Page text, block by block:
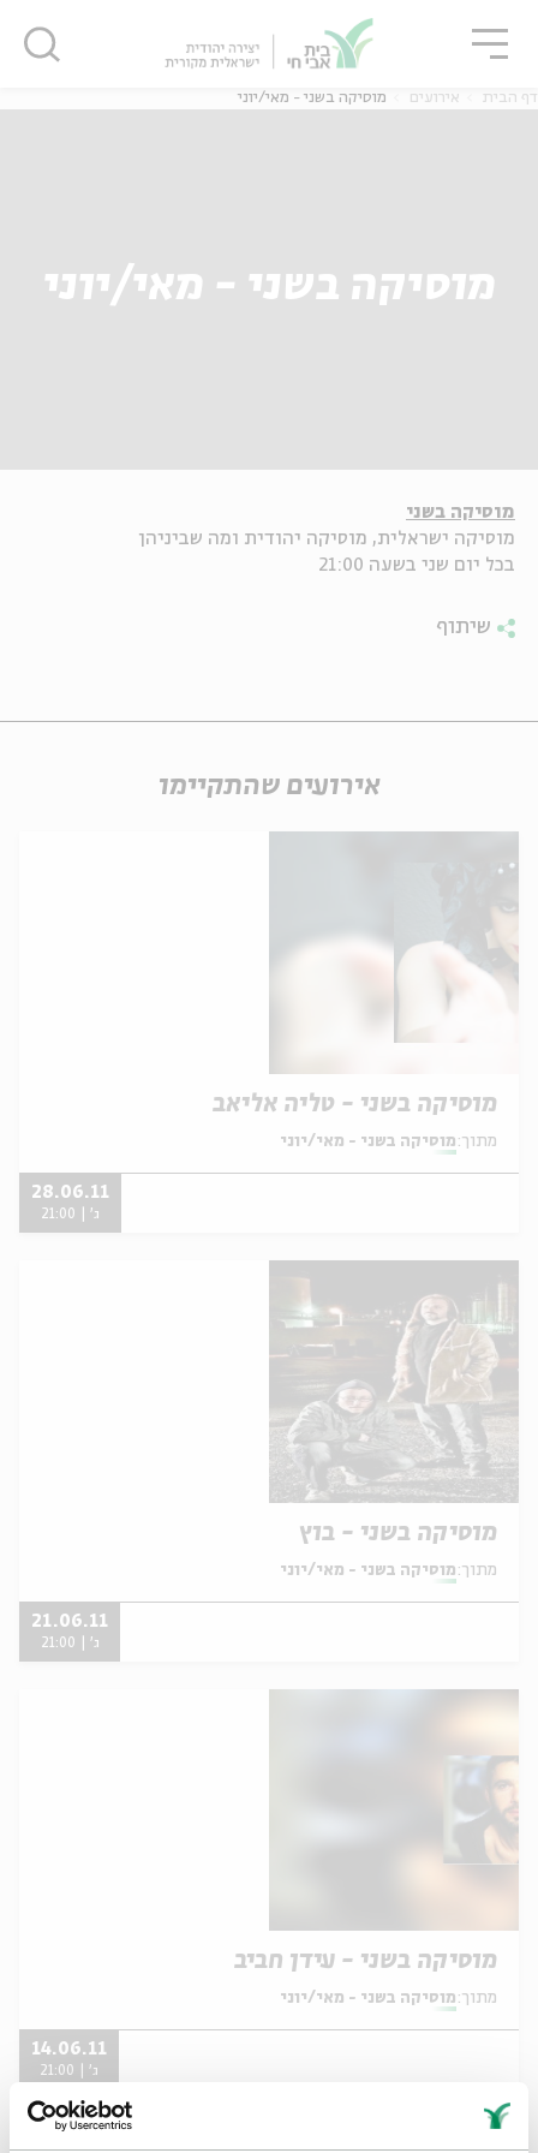
דף הבית אירועים מוסיקה בשני - מאי/יוני
מוסיקה בשני - מאי/יוני
מוסיקה בשני
מוסיקה ישראלית, מוסיקה יהודית ומה שביניהן
בכל יום שני בשעה 21:00
שיתוף
אירועים שהתקיימו
מוסיקה בשני - טליה אליאב
מתוך: מוסיקה בשני - מאי/יוני
28.06.11
ג' | 21:00
מוסיקה בשני - בוץ
מתוך: מוסיקה בשני - מאי/יוני
21.06.11
ג' | 21:00
מוסיקה בשני - עידן חביב
מתוך: מוסיקה בשני - מאי/יוני
14.06.11
ג' | 21:00
סגור